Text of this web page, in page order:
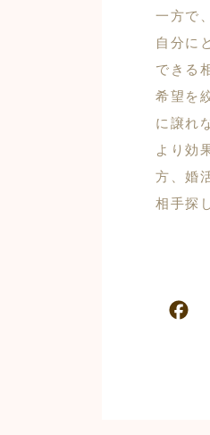
一方で
自分に
できる
希望を
に譲れ
より効
方、婚
相手探